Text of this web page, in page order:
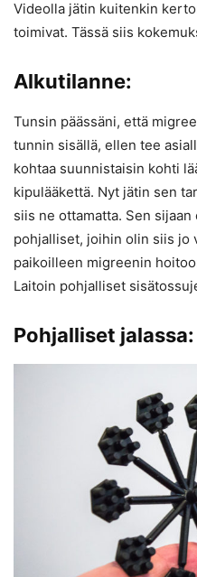
Videolla jätin kuitenkin
toimivat. Tässä siis
Alkutilanne:
Tunsin päässäni, että
tunnin sisällä, ellen tee
kohtaa suunnistaisin kohti
kipulääkettä. Nyt jätin sen
siis ne ottamatta. Sen
pohjalliset, joihin olin siis jo
paikoilleen migreenin
Laitoin pohjalliset
Pohjalliset jalassa: